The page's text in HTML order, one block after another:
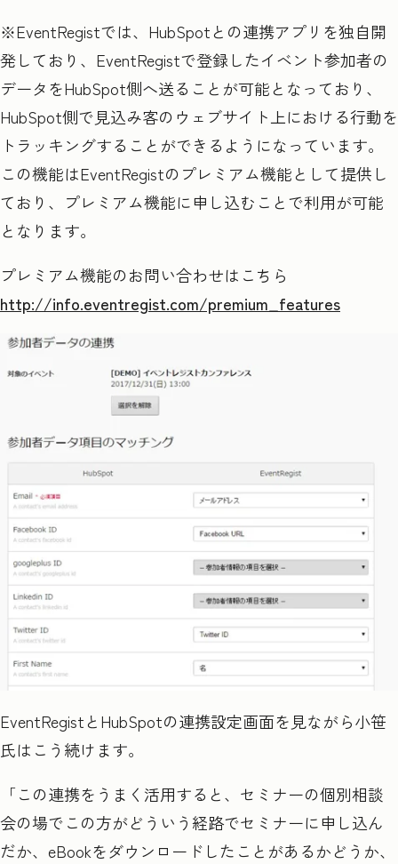
※EventRegistでは、 HubSpotとの連携アプリを独自開
発しており、 EventRegistで登録したイベント参加者の
データをHubSpot側へ送ることが可能となっており、
HubSpot側で見込み客のウェブサイト上における行動を
トラッキングすることができるようになっています。
この機能はEventRegistのプレミアム機能として提供し
ており、プレミアム機能に申し込むことで利用が可能
となります。
プレミアム機能のお問い合わせはこちら
http://info.eventregist.com/premium_features
EventRegistとHubSpotの連携設定画面を見ながら小笹
氏はこう続けます。
「この連携をうまく活用すると、セミナーの個別相談
会の場でこの方がどういう経路でセミナーに申し込ん
だか、eBookをダウンロードしたことがあるかどうか、